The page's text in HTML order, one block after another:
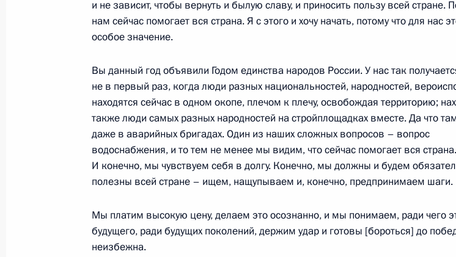
Президента
России
События
Структура
Видео и фото
Документы
Контакты
Для СМИ
Подписаться
ресурсы
Президента России
Президент России
Текущий ресурс
Конституция России
символика
Обратиться к Президенту
возраста
Виртуальный тур по
сетевые ресурсы
Президента России
MAX
ВКонтакте
Rutube
Telegram-канал
YouTube
О
Об
О
данных
и не зависит, чтобы вернуть и былую славу, и приносить пользу всей стране.
нам сейчас помогает вся страна. Я с этого и хочу начать, потому что для нас
особое значение.
Вы данный год объявили Годом единства народов России. У нас так
не в первый раз, когда люди разных национальностей, народностей,
находятся сейчас в одном окопе, плечом к плечу, освобождая территорию;
также люди самых разных народностей на стройплощадках вместе. Да что
даже в аварийных бригадах. Один из наших сложных вопросов – вопрос
водоснабжения, и то тем не менее мы видим, что сейчас помогает вся страна.
И конечно, мы чувствуем себя в долгу. Конечно, мы должны и будем
полезны всей стране – ищем, нащупываем и, конечно, предпринимаем шаги.
Мы платим высокую цену, делаем это осознанно, и мы понимаем, ради чего
будущего, ради будущих поколений, держим удар и готовы [бороться] до
неизбежна.